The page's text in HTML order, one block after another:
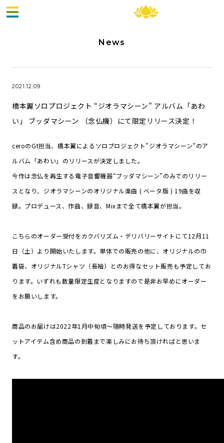
Top
Schedule
Profile
News
2021.12.09
橋本翼ソロプロジェクト “ジオラマシーン” アルバム「あわ
い」 ブッダマシーン （念仏機）にて限定リリース決定！
ceroのGt担当、橋本翼によるソロプロジェクト”ジオラマシーン”のア
ルバム「あわい」のリリースが決定しました。
今作は念仏を再生する電子音響機器“ブッダマシーン”のみでのリリー
スとなり、ジオラマシーンのオリジナル楽曲 ( ベータ版 ) 19曲を収
録。プロデュース、作曲、録音、Mixまで全て橋本翼が担当。
こちらのオーダー受付をカクバリズム・デリバリーサイトにて12月11
日（土）より開始いたします。単体での販売の他に、オリジナルの巾
着袋、オリジナルTシャツ（長袖）とのお得なセット販売も予定してお
ります。いずれも数量限定生産となりますので是非お早めにオーダー
をお願いします。
商品のお届けは2022年1月中旬頃〜随時発送を予定しております。セ
ットアイテム含め商品の到着まで楽しみにお待ち頂ければと思いま
す。